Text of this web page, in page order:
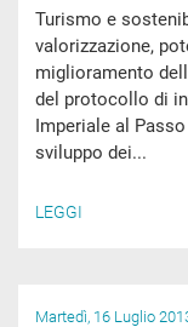
Turismo e
valorizzazione,
miglioramento
del protocollo di
Imperiale al
sviluppo dei...
LEGGI
Martedì, 16 Luglio